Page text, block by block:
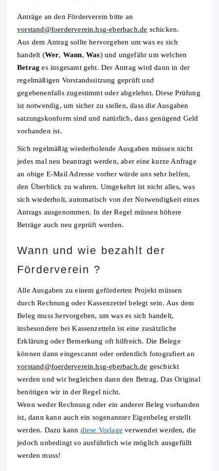
Anträge an den Förderverein bitte an
vorstand@foerderverein.hsg-eberbach.de schicken.
Aus dem Antrag sollte hervorgehen um was es sich
handelt (Wer, Wann, Was) und ungefähr um welchen
Betrages insgesamt geht. Der Antrag wird dann in der
regelmäßigen Vorstandssitzung geprüft und
gegebenenfalls zugestimmt oder abgelehnt. Diese Prüfung
ist notwendig, um sicher zu stellen, dass die Ausgaben
satzungskonform sind und natürlich, dass genügend Geld
vorhanden ist.
Sich regelmäßig wiederholende Ausgaben müssen nicht
jedes mal neu beantragt werden, aber eine kurze Anfrage
an obige E-Mail Adresse vorher würde uns sehr helfen,
den Überblick zu wahren. Umgekehrt ist nicht alles, was
sich wiederholt, automatisch von der Notwendigkeit eines
Antrags ausgenommen. In der Regel müssen höhere
Beträge auch neu geprüft werden.
Wann und wie bezahlt der
Förderverein ?
Alle Ausgaben zu einem geförderten Projekt müssen
durch Rechnung oder Kassenzettel belegt sein. Aus dem
Beleg muss hervorgehen, um was es sich handelt,
insbesondere bei Kassenzetteln ist eine zusätzliche
Erklärung oder Bemerkung oft hilfreich. Die Belege
können dann eingescannt oder ordentlich fotografiert an
vorstand@foerderverein.hsg-eberbach.de geschickt
werden und wir begleichen dann den Betrag. Das Original
benötigen wir in der Regel nicht.
Wenn weder Rechnung oder ein anderer Beleg vorhanden
ist, dann kann auch ein sogenannter Eigenbeleg erstellt
werden. Dazu kann diese Vorlage verwendet werden, die
jedoch unbedingt so ausführlich wie möglich ausgefüllt
werden muss!